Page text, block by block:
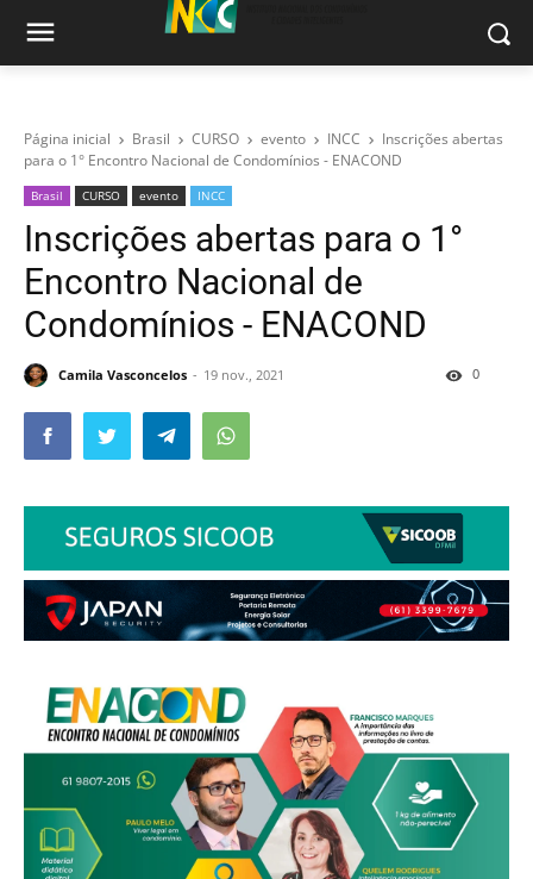
Página inicial Brasil CURSO evento INCC
Inscrições abertas
para o 1° Encontro Nacional de Condomínios - ENACOND
Brasil CURSO evento INCC
Inscrições abertas para o 1°
Encontro Nacional de
Condomínios - ENACOND
Camila Vasconcelos 19 nov., 2021 0